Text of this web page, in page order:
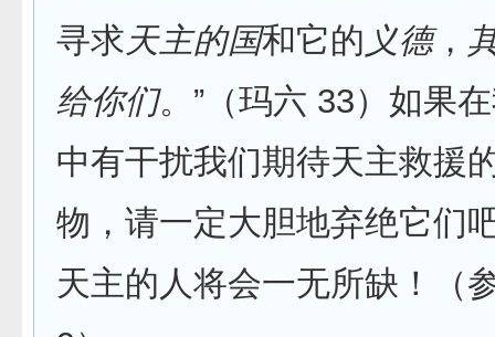
寻求天主的国和它的 义德，
给你们。”（玛六 33）如果
中有干扰我们期待天主救援
物，请一定大胆地弃绝它们
天主的人将会一无所缺！（